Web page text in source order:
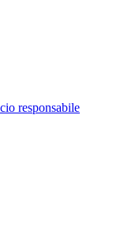
responsabile